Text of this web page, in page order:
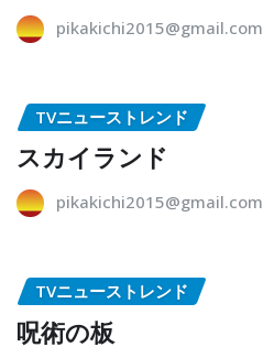
pikakichi2015@gmail.com
TVニューストレンド
スカイランド
pikakichi2015@gmail.com
TVニューストレンド
呪術の板